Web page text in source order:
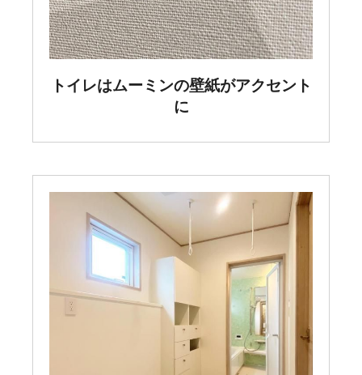
トイレはムーミンの壁紙がアクセント
に